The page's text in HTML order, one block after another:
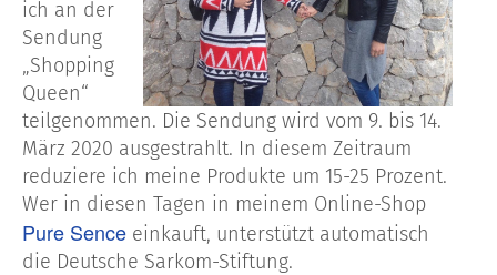
ich an der
Sendung
„Shopping
Queen“
teilgenommen. Die Sendung wird vom 9. bis 14.
März 2020 ausgestrahlt. In diesem Zeitraum
reduziere ich meine Produkte um 15-25 Prozent.
Wer in diesen Tagen in meinem Online-Shop
Pure Sence einkauft, unterstützt automatisch
die Deutsche Sarkom-Stiftung.